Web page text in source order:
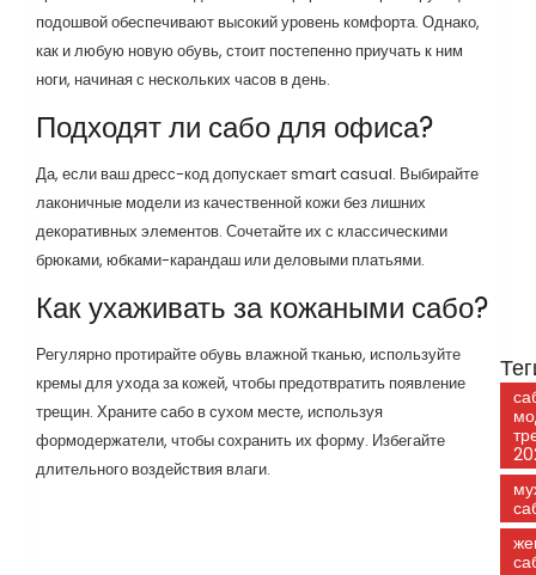
подошвой обеспечивают высокий уровень комфорта. Однако,
как и любую новую обувь, стоит постепенно приучать к ним
ноги, начиная с нескольких часов в день.
Подходят ли сабо для офиса?
Да, если ваш дресс-код допускает smart casual. Выбирайте
лаконичные модели из качественной кожи без лишних
декоративных элементов. Сочетайте их с классическими
брюками, юбками-карандаш или деловыми платьями.
Как ухаживать за кожаными сабо?
Регулярно протирайте обувь влажной тканью, используйте
кремы для ухода за кожей, чтобы предотвратить появление
трещин. Храните сабо в сухом месте, используя
формодержатели, чтобы сохранить их форму. Избегайте
длительного воздействия влаги.